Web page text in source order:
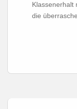
Klassenerhalt
die